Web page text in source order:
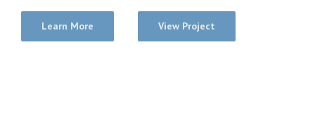
Learn More View Project